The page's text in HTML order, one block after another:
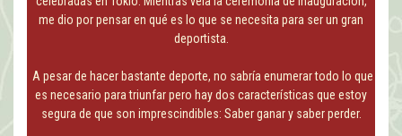
me dio por pensar en qué es lo que se necesita para ser un gran
deportista.
A pesar de hacer bastante deporte, no sabría enumerar todo lo que
es necesario para triunfar pero hay dos características que estoy
segura de que son imprescindibles: Saber ganar y saber perder.